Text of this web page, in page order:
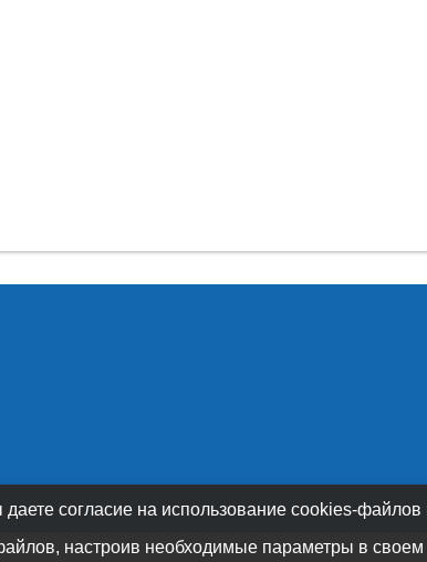
согласие на использование cookies-
настроив необходимые параметры в своем